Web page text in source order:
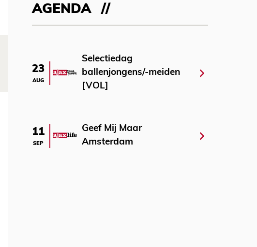
AGENDA
23
AUG
Selectiedag
ballenjongens/-meiden
[VOL]
11
SEP
Geef Mij Maar
Amsterdam